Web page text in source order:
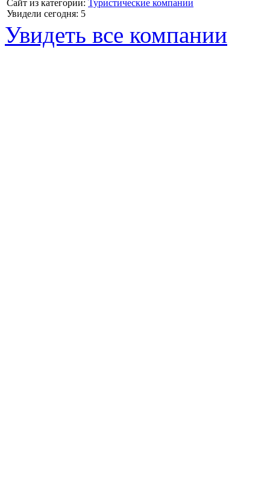
Сайт из категории: Туристические компании
Увидели сегодня: 5
Увидеть все компании